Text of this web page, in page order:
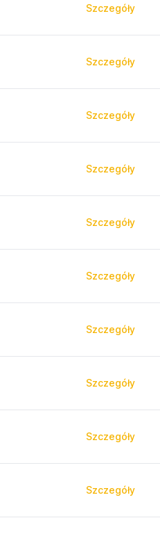
Szczegóły
Szczegóły
Szczegóły
Szczegóły
Szczegóły
Szczegóły
Szczegóły
Szczegóły
Szczegóły
Szczegóły